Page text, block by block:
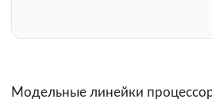
Модельные линейки